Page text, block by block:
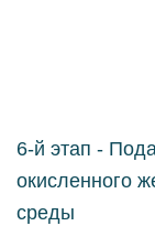
6-й этап -
окисленного
среды